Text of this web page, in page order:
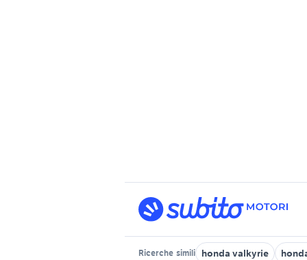
Ricerche simili honda valkyrie